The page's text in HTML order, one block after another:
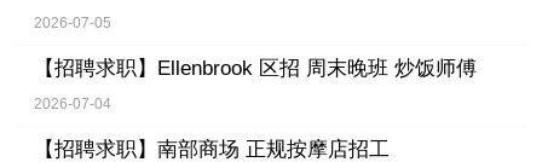
2026-07-05
【招聘求职】 Ellenbrook 区招 周末晚班 炒饭师傅
2026-07-04
【招聘求职】 南部商场 正规按摩店招工